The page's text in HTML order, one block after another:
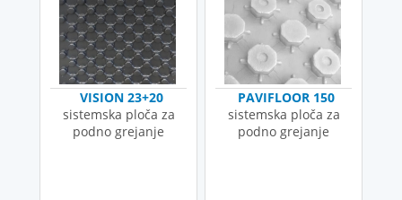
VISION 23+20
sistemska ploča za
podno grejanje
PAVIFLOOR 150
sistemska ploča za
podno grejanje